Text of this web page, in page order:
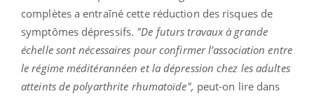
complètes a entraîné cette réduction des risques de
symptômes dépressifs. "De futurs travaux à grande
échelle sont nécessaires pour confirmer l’association entre
le régime méditérannéen et la dépression chez les adultes
atteints de polyarthrite rhumatoïde", peut-on lire dans